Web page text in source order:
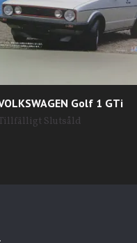
Golf 1 GTi
Slutsåld